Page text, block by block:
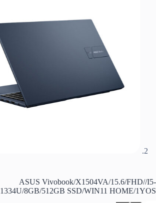
ASUS Vivobook/X1504VA/15.6/FHD//I5-
1334U/8GB/512GB SSD/WIN11 HOME/1YOS